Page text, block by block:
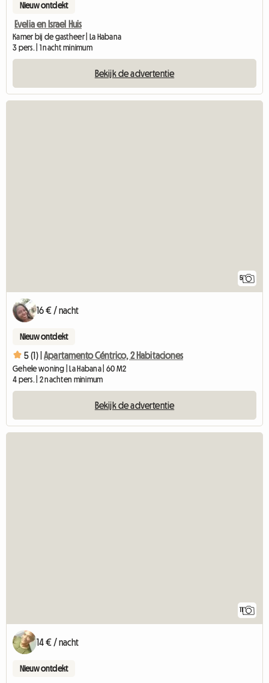
Nieuw ontdekt
Evelia en Israel Huis
Kamer bij de gastheer | La Habana
3 pers. | 1 nacht minimum
Bekijk de advertentie
5
16 € / nacht
Nieuw ontdekt
5 (1) | Apartamento Céntrico, 2 Habitaciones
Gehele woning | La Habana | 60 M2
4 pers. | 2 nachten minimum
Bekijk de advertentie
11
14 € / nacht
Nieuw ontdekt